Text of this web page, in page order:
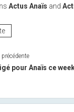
Actus Anaïs and
pour Anaïs ce